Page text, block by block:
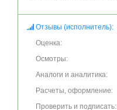
Отзывы (исполнитель):
Оценка:
Осмотры:
Аналоги и аналитика:
Расчеты, оформление:
Проверить и подписать: